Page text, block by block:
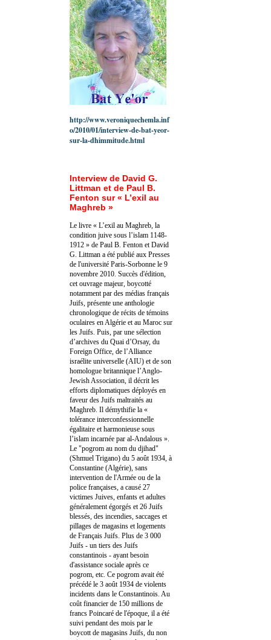
http://www.veroniquechemla.inf
o/2010/01/interview-de-bat-yeor-
sur-la-dhimmitude.html
Interview de David G.
Littman et de Paul B.
Fenton sur « L’exil au
Maghreb »
Le livre « L’exil au Maghreb, la
condition juive sous l’islam 1148-
1912 » de Paul B. Fenton et David
G. Littman a été publié aux Presses
de l'université Paris-Sorbonne le 9
novembre 2010. Succès d'édition,
cet ouvrage majeur, boycotté
notamment par des médias français
Juifs, présente une anthologie
chronologique de récits de témoins
oculaires en Algérie et au Maroc sur
les Juifs. Puis, par une sélection
d’archives du Quai d’Orsay, du
Foreign Office, de l’Alliance
israélite universelle (AIU) et de son
homologue britannique l’Anglo-
Jewish Association, il décrit les
efforts diplomatiques déployés en
faveur des Juifs maltraités au
Maghreb. Il démythifie la «
tolérance interconfessionnelle
égalitaire et harmonieuse sous
l’islam incarnée par al-Andalous ».
Le "pogrom au nom du djihad"
(Shmuel Trigano) du 5 août 1934, à
Constantine (Algérie), sans
intervention de l'Armée ou de la
police françaises, a causé 27
victimes Juives, enfants et adultes
généralement égorgés et 26 Juifs
blessés, des incendies, saccages et
pillages de magasins et logements
de Français Juifs. Plus de 3 000
Juifs - un tiers des Juifs
constantinois - ayant besoin
d'assistance sociale après ce
pogrom, etc. Ce pogrom avait été
précédé le 3 août 1934 de violents
incidents dans le Constantinois. Au
coût financier de 150 millions de
francs Poincaré de l'époque, il a été
suivi pendant des mois par le
boycott de magasins Juifs, du non